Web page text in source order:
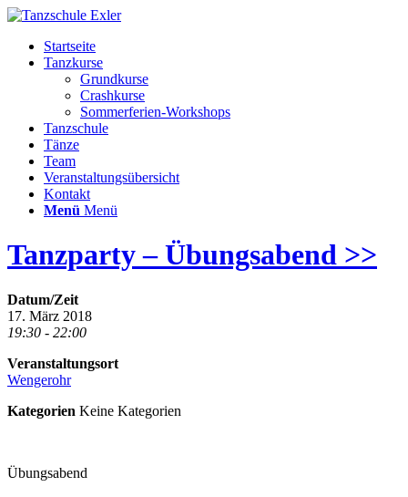
Startseite
Tanzkurse
Grundkurse
Crashkurse
Sommerferien-Workshops
Tanzschule
Tänze
Team
Veranstaltungsübersicht
Kontakt
Menü Menü
Tanzparty – Übungsabend >>
Datum/Zeit
17. März 2018
19:30 - 22:00
Veranstaltungsort
Wengerohr
Kategorien Keine Kategorien
Übungsabend